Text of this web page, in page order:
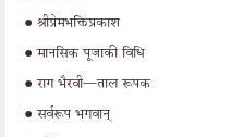
• श्रीप्रेमभक्तिप्रकाश
•मानसिक पूजाकी विधि
•राग भैरवी—ताल रूपक
•सर्वरूप भगवान्